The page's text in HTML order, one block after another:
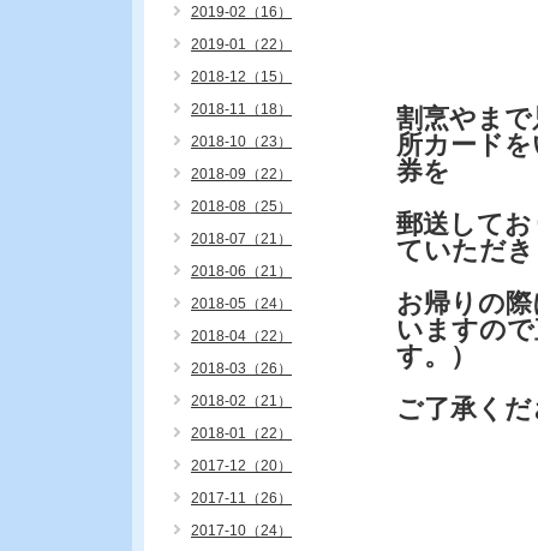
割烹やま
所カード
券を
郵送して
ていただ
お帰りの
いますの
す。）
ご了承く
2019-02（16）
2019-01（22）
2018-12（15）
2018-11（18）
2018-10（23）
2018-09（22）
2018-08（25）
2018-07（21）
2018-06（21）
2018-05（24）
2018-04（22）
2018-03（26）
2018-02（21）
2018-01（22）
2017-12（20）
2017-11（26）
2017-10（24）